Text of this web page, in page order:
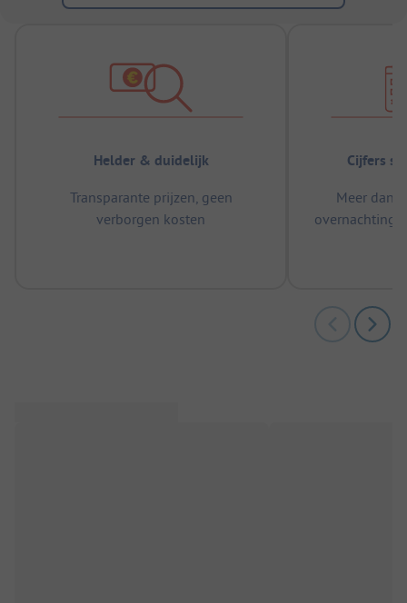
Helder & duidelijk
Transparante prijzen, geen
verborgen kosten
Cijfers
Meer dan